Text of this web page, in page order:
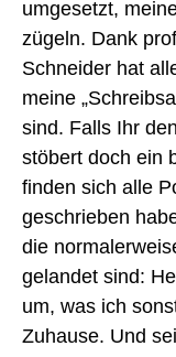
umgesetzt,
zügeln. Dank
Schneider hat
meine
sind. Falls Ihr
stöbert doch ein
finden sich alle
geschrieben
die
gelandet sind:
um, was ich
Zuhause. Und